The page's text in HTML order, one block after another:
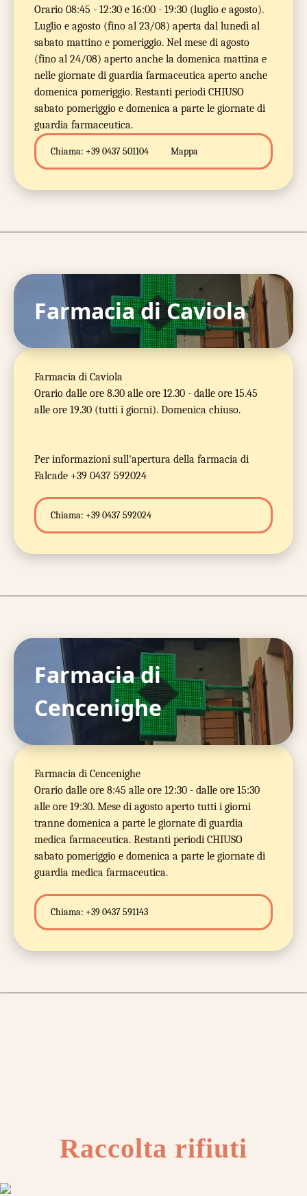
Orario 08:45 - 12:30 e 16:00 - 19:30 (luglio e agosto).
Luglio e agosto (fino al 23/08) aperta dal lunedì al
sabato mattino e pomeriggio. Nel mese di agosto
(fino al 24/08) aperto anche la domenica mattina e
nelle giornate di guardia farmaceutica aperto anche
domenica pomeriggio. Restanti periodi CHIUSO
sabato pomeriggio e domenica a parte le giornate di
guardia farmaceutica.
Chiama: +39 0437 501104 Mappa
Farmacia di Caviola
Farmacia di Caviola
Orario dalle ore 8.30 alle ore 12.30 - dalle ore 15.45
alle ore 19.30 (tutti i giorni). Domenica chiuso.
Per informazioni sull'apertura della farmacia di
Falcade +39 0437 592024
Chiama: +39 0437 592024
Farmacia di
Cencenighe
Farmacia di Cencenighe
Orario dalle ore 8:45 alle ore 12:30 - dalle ore 15:30
alle ore 19:30. Mese di agosto aperto tutti i giorni
tranne domenica a parte le giornate di guardia
medica farmaceutica. Restanti periodi CHIUSO
sabato pomeriggio e domenica a parte le giornate di
guardia medica farmaceutica.
Chiama: +39 0437 591143
Raccolta rifiuti